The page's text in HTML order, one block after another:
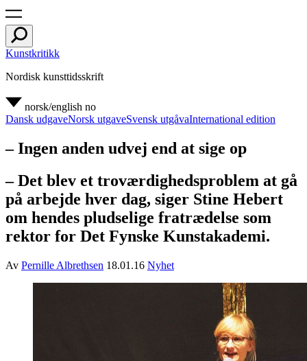
Kunstkritikk
Nordisk kunsttidsskrift
norsk/english no
Dansk udgaveNorsk utgaveSvensk utgåvaInternational edition
– Ingen anden udvej end at sige op
– Det blev et troværdighedsproblem at gå
på arbejde hver dag, siger Stine Hebert
om hendes pludselige fratrædelse som
rektor for Det Fynske Kunstakademi.
Av Pernille Albrethsen 18.01.16 Nyhet